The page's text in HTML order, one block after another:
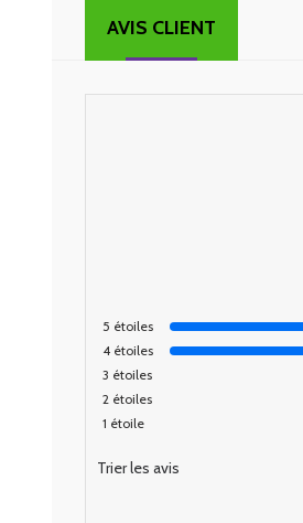
AVIS CLIENT
5 étoiles
4 étoiles
3 étoiles
2 étoiles
1 étoile
Trier les avis